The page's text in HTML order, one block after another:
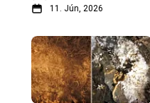
11. Jún, 2026